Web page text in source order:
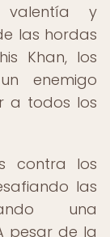
y
las hordas
Khan, los
enemigo
a todos los
contra los
las
una
pesar de la